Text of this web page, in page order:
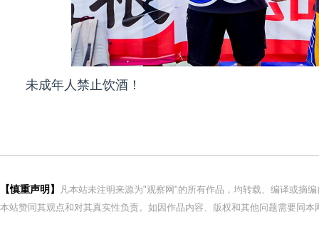
未成年人禁止饮酒！
【慎重声明】
凡本站未注明来源为"观察网"的所有作品，均转载、编译或摘
本站赞同其观点和对其真实性负责。如因作品内容、版权和其他问题需要同本